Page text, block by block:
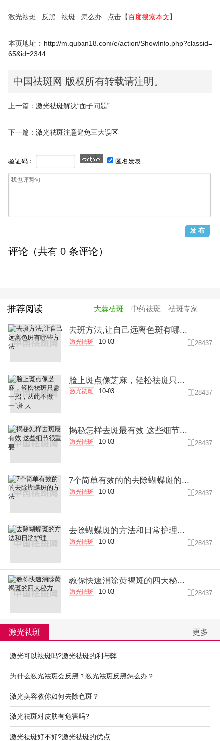
激光祛斑 反黑 祛斑 怎么办 点击【百度搜索本文】
本页地址： http://m.quban18.com/e/action/ShowInfo.php?classid=
65&id=2344
中国祛斑网 版权所有转载请注明。
上一篇： 激光祛斑解决“面子问题”
下一篇： 激光祛斑注意避免三大误区
验证码： 匿名发表
评论（共有 0 条评论）
推荐阅读 大蒜祛斑 中药祛斑 祛斑专家
去斑方法,让自己远离色斑有哪...
激光祛斑 10-03  28437
脸上斑点像芝麻，轻松祛斑只...
激光祛斑 10-03 28437
揭秘怎样去斑最有效 这些细节...
激光祛斑 10-03  28437
7个简单有效的的去除蝴蝶斑的...
激光祛斑 10-03 28437
去除蝴蝶斑的方法和日常护理...
激光祛斑 10-03 28437
教你快速消除黄褐斑的四大秘...
激光祛斑 10-03  28437
激光祛斑 更多
激光可以祛斑吗?激光祛斑的利与弊
为什么激光祛斑会反黑？激光祛斑反黑怎么办？
激光美容教你如何去除色斑？
激光祛斑对皮肤有危害吗?
激光祛斑好不好?激光祛斑的优点